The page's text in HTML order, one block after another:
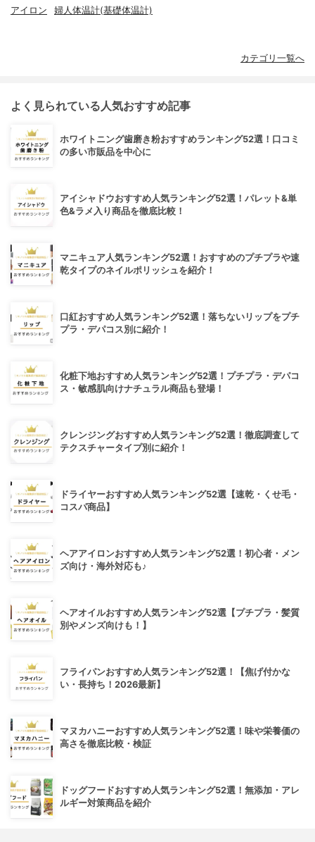
アイロン 婦人体温計(基礎体温計)
カテゴリ一覧へ
よく見られている人気おすすめ記事
ホワイトニング歯磨き粉おすすめランキング52選！口コミ
の多い市販品を中心に
アイシャドウおすすめ人気ランキング52選！パレット&単
色&ラメ入り商品を徹底比較！
マニキュア人気ランキング52選！おすすめのプチプラや速
乾タイプのネイルポリッシュを紹介！
口紅おすすめ人気ランキング52選！落ちないリップをプチ
プラ・デパコス別に紹介！
化粧下地おすすめ人気ランキング52選！プチプラ・デパコ
ス・敏感肌向けナチュラル商品も登場！
クレンジングおすすめ人気ランキング52選！徹底調査して
テクスチャータイプ別に紹介！
ドライヤーおすすめ人気ランキング52選【速乾・くせ毛・
コスパ商品】
ヘアアイロンおすすめ人気ランキング52選！初心者・メン
ズ向け・海外対応も♪
ヘアオイルおすすめ人気ランキング52選【プチプラ・髪質
別やメンズ向けも！】
フライパンおすすめ人気ランキング52選！【焦げ付かな
い・長持ち！2026最新】
マヌカハニーおすすめ人気ランキング52選！味や栄養価の
高さを徹底比較・検証
ドッグフードおすすめ人気ランキング52選！無添加・アレ
ルギー対策商品を紹介